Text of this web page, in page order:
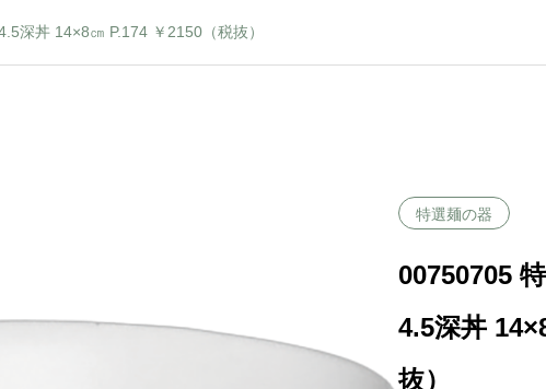
深丼 14×8㎝ P.174 ￥2150（税抜）
特選麺の器
00750705
4.5深丼
抜）